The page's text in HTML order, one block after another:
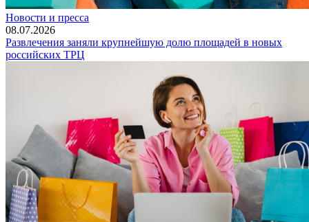
Новости и пресса
08.07.2026
Развлечения заняли крупнейшую долю площадей в новых
российских ТРЦ